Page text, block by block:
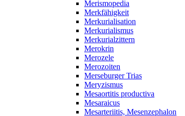
Merismopedia
Merkfähigkeit
Merkurialisation
Merkurialismus
Merkurialzittern
Merokrin
Merozele
Merozoiten
Merseburger Trias
Meryzismus
Mesaortitis productiva
Mesaraicus
Mesarteriitis, Mesenzephalon